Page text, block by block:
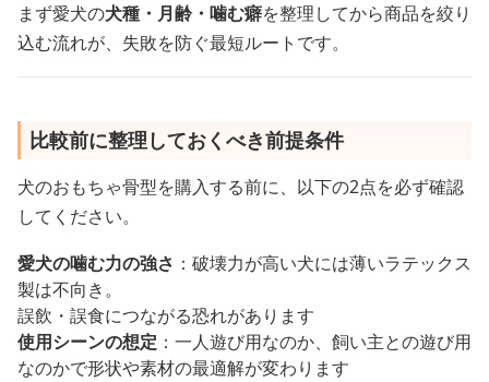
まず愛犬の犬種・月齢・噛む癖を整理してから商品を絞り
込む流れが、失敗を防ぐ最短ルートです。
比較前に整理しておくべき前提条件
犬のおもちゃ骨型を購入する前に、以下の2点を必ず確認
してください。
愛犬の噛む力の強さ ：破壊力が高い犬には薄いラテックス
製は不向き。
誤飲・誤食につながる恐れがあります
使用シーンの想定 ：一人遊び用なのか、飼い主との遊び用
なのかで形状や素材の最適解が変わります